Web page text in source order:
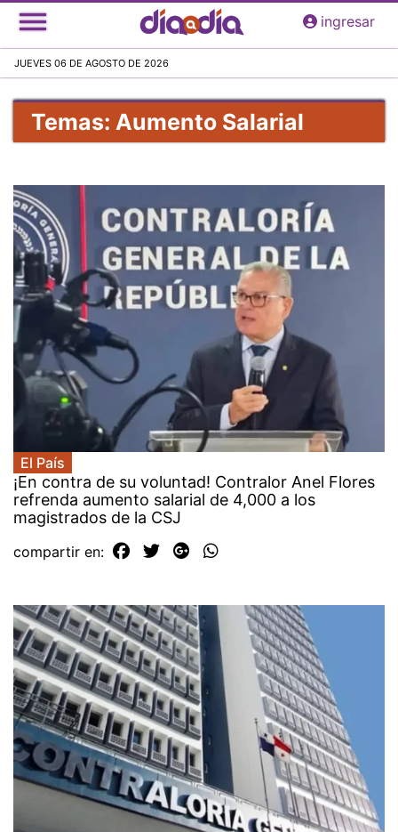
Pasar
al
principal
ingresar
JUEVES 06 DE AGOSTO DE 2026
Temas: Aumento Salarial
El País
¡En contra de su voluntad! Contralor Anel Flores
refrenda aumento salarial de 4,000 a los
magistrados de la CSJ
compartir en: